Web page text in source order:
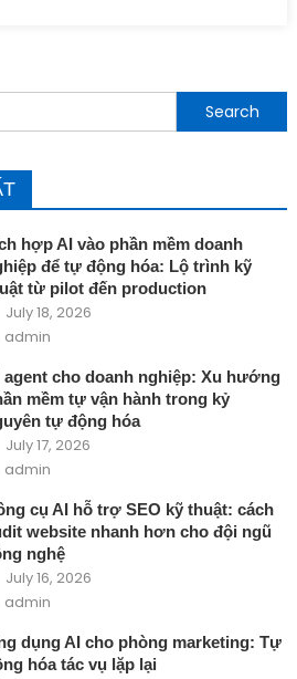
hệ mới bắt buộc
hợp AI vào phần mềm doanh
để tự động hóa: Lộ trình kỹ
từ pilot đến production
Posted on
July 18, 2026
Author
admin
agent cho doanh nghiệp: Xu hướng
mềm tự vận hành trong kỷ
tự động hóa
Posted on
July 17, 2026
Author
admin
cụ AI hỗ trợ SEO kỹ thuật: cách
website nhanh hơn cho đội ngũ
nghệ
Posted on
July 16, 2026
Author
admin
dụng AI cho phòng marketing: Tự
hóa tác vụ lặp lại